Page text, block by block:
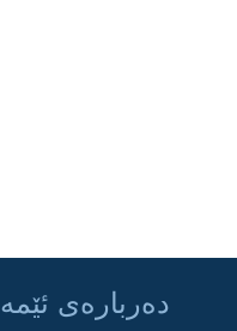
ده‌رباره‌ی ئێمه‌